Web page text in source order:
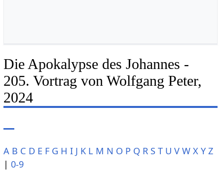
Die Apokalypse des Johannes -
205. Vortrag von Wolfgang Peter,
2024
A B C D E F G H I J K L M N O P Q R S T U V W X Y Z
| 0-9